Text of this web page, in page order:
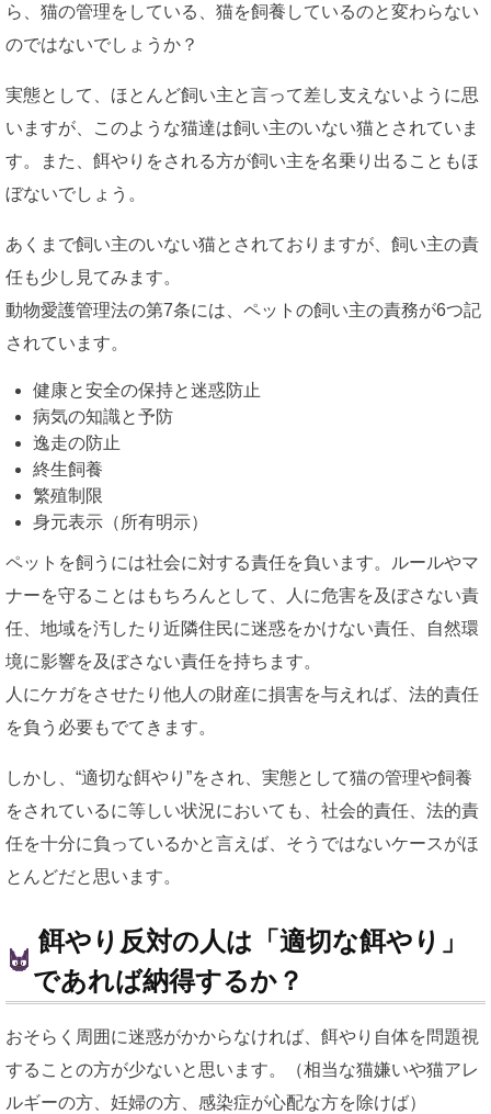
ら、猫の管理をしている、猫を飼養しているのと変わらない
のではないでしょうか？
実態として、ほとんど飼い主と言って差し支えないように思
いますが、このような猫達は飼い主のいない猫とされていま
す。また、餌やりをされる方が飼い主を名乗り出ることもほ
ぼないでしょう。
あくまで飼い主のいない猫とされておりますが、飼い主の責
任も少し見てみます。
動物愛護管理法の第7条には、ペットの飼い主の責務が6つ記
されています。
健康と安全の保持と迷惑防止
病気の知識と予防
逸走の防止
終生飼養
繁殖制限
身元表示（所有明示）
ペットを飼うには社会に対する責任を負います。ルールやマ
ナーを守ることはもちろんとして、人に危害を及ぼさない責
任、地域を汚したり近隣住民に迷惑をかけない責任、自然環
境に影響を及ぼさない責任を持ちます。
人にケガをさせたり他人の財産に損害を与えれば、法的責任
を負う必要もでてきます。
しかし、“適切な餌やり”をされ、実態として猫の管理や飼養
をされているに等しい状況においても、社会的責任、法的責
任を十分に負っているかと言えば、そうではないケースがほ
とんどだと思います。
餌やり反対の人は「適切な餌やり」
であれば納得するか？
おそらく周囲に迷惑がかからなければ、餌やり自体を問題視
することの方が少ないと思います。（相当な猫嫌いや猫アレ
ルギーの方、妊婦の方、感染症が心配な方を除けば）